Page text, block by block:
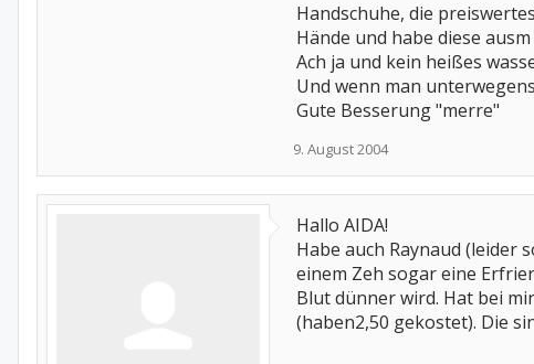
Handschuhe, die
Hände und habe diese
Ach ja und kein heißes
Und wenn man
Gute Besserung "merre"
9. August 2004
Hallo AIDA!
Habe auch Raynaud (leider
einem Zeh sogar eine
Blut dünner wird. Hat bei
(haben2,50 gekostet). Die